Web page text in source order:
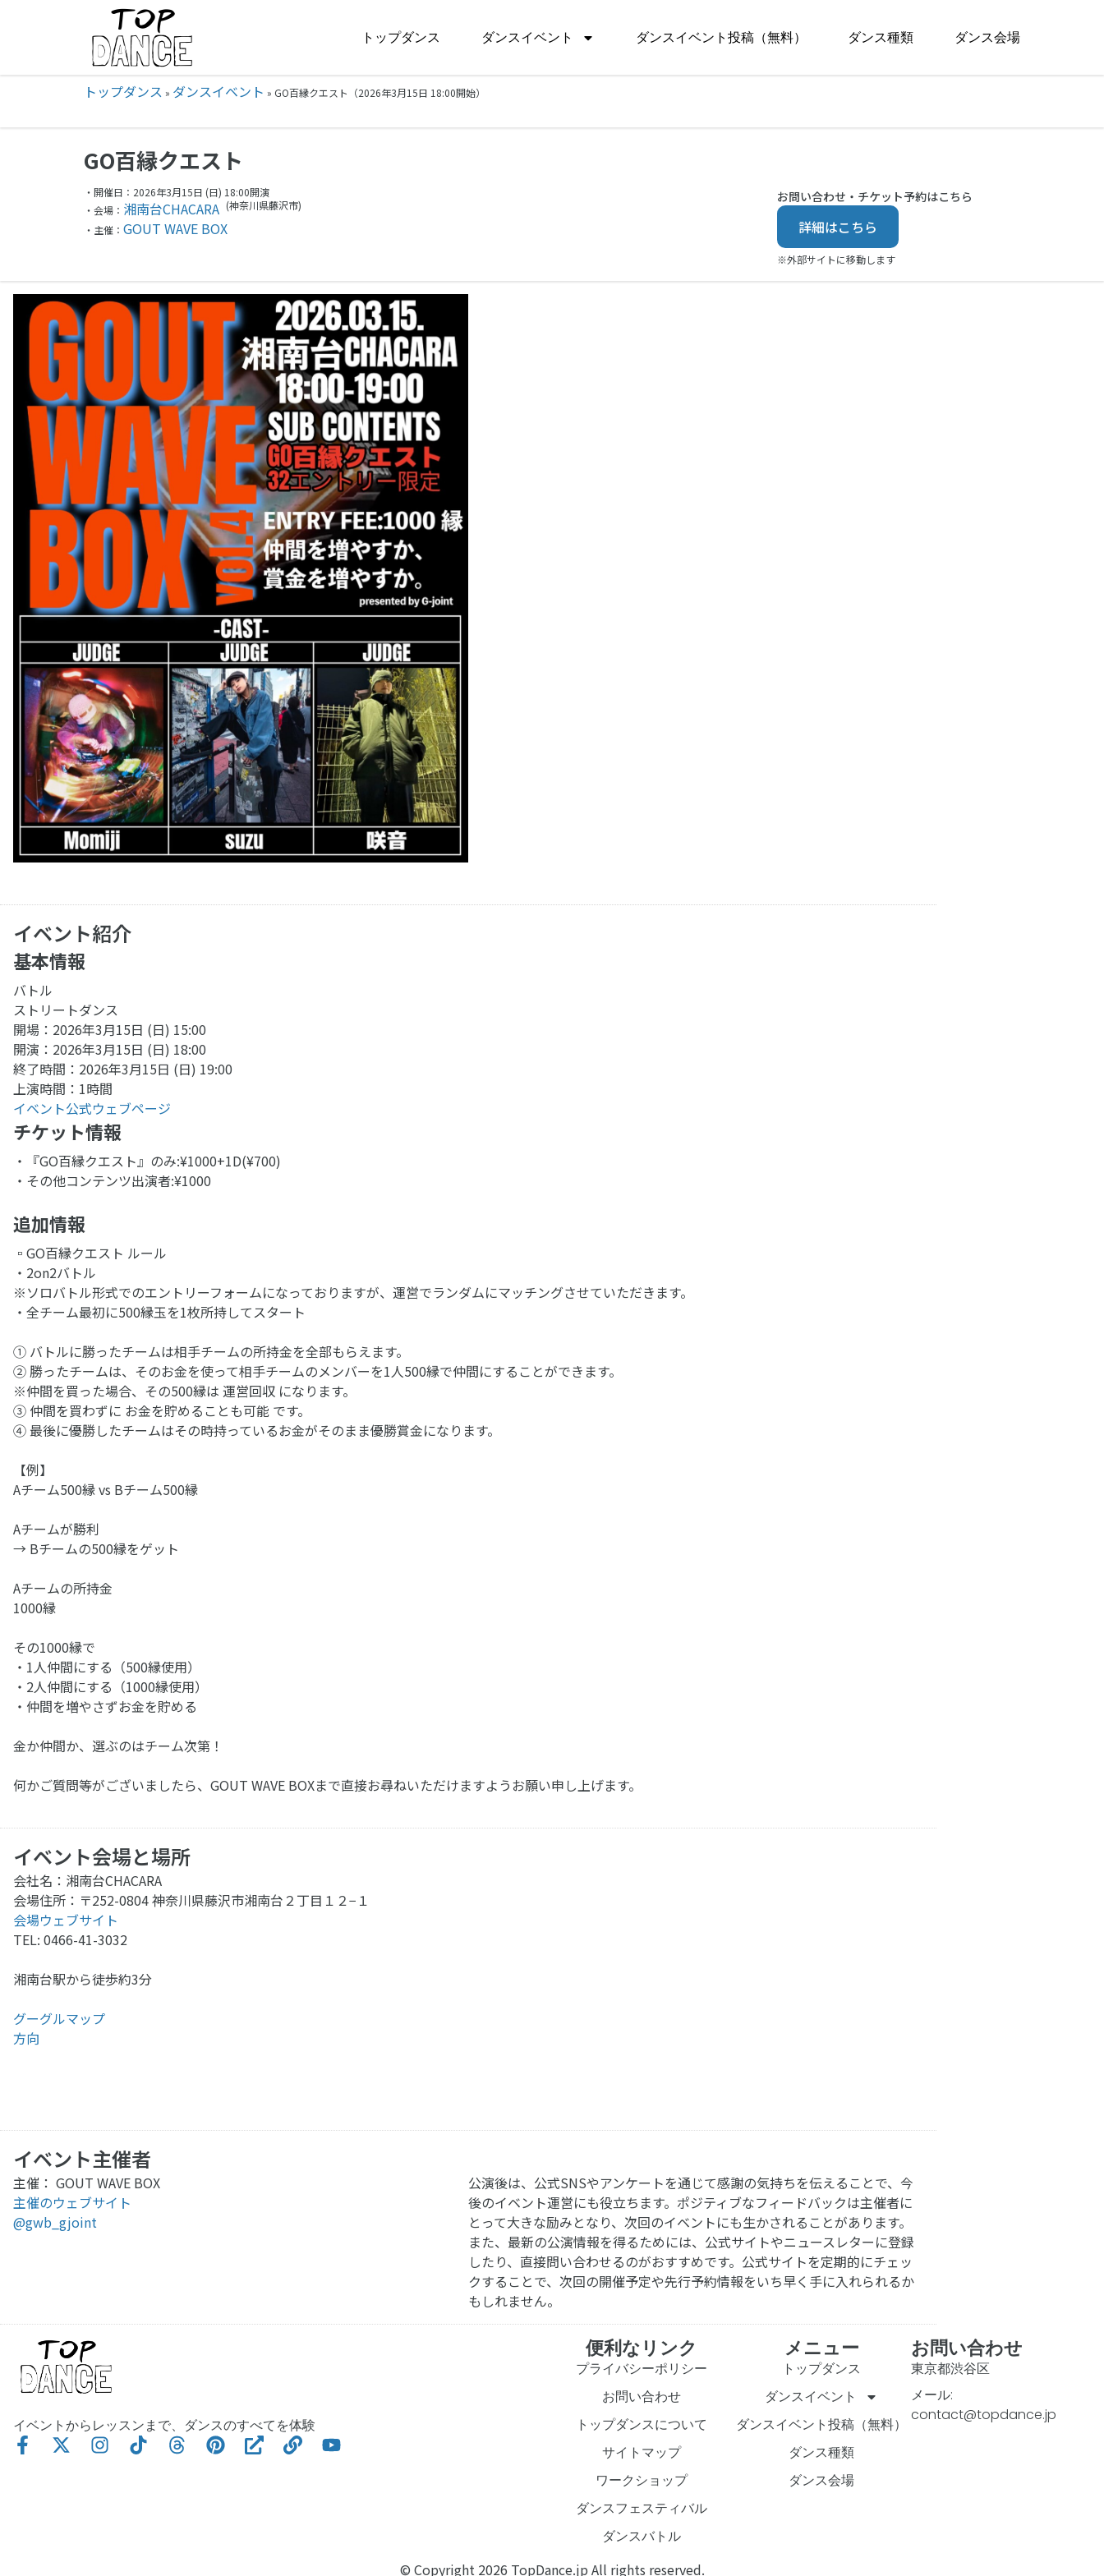
トップダンス ダンスイベント ダンスイベント投稿（無料） ダンス種類 ダンス会場
トップダンス » ダンスイベント » GO百縁クエスト（2026年3月15日 18:00開始）
GO百縁クエスト
・開催日：2026年3月15日 (日) 18:00開演
・会場： 湘南台CHACARA (神奈川県藤沢市)
・主催： GOUT WAVE BOX
お問い合わせ・チケット予約はこちら
詳細はこちら
※外部サイトに移動します
イベント紹介
基本情報
バトル
ストリートダンス
開場：2026年3月15日 (日) 15:00
開演：2026年3月15日 (日) 18:00
終了時間：2026年3月15日 (日) 19:00
上演時間：1時間
イベント公式ウェブページ
チケット情報
・『GO百縁クエスト』のみ:¥1000+1D(¥700)
・その他コンテンツ出演者:¥1000
追加情報
▫︎GO百縁クエスト ルール
・2on2バトル
※ソロバトル形式でのエントリーフォームになっておりますが、運営でランダムにマッチングさせていただきます。
・全チーム最初に500縁玉を1枚所持してスタート
① バトルに勝ったチームは相手チームの所持金を全部もらえます。
② 勝ったチームは、そのお金を使って相手チームのメンバーを1人500縁で仲間にすることができます。
※仲間を買った場合、その500縁は 運営回収 になります。
③ 仲間を買わずに お金を貯めることも可能 です。
④ 最後に優勝したチームはその時持っているお金がそのまま優勝賞金になります。
【例】
Aチーム500縁 vs Bチーム500縁
Aチームが勝利
→ Bチームの500縁をゲット
Aチームの所持金
1000縁
その1000縁で
・1人仲間にする（500縁使用）
・2人仲間にする（1000縁使用）
・仲間を増やさずお金を貯める
金か仲間か、選ぶのはチーム次第！
何かご質問等がございましたら、GOUT WAVE BOXまで直接お尋ねいただけますようお願い申し上げます。
イベント会場と場所
会社名：湘南台CHACARA
会場住所：〒252-0804 神奈川県藤沢市湘南台２丁目１２−１
会場ウェブサイト
TEL: 0466-41-3032
湘南台駅から徒歩約3分
グーグルマップ
方向
イベント主催者
主催： GOUT WAVE BOX
主催のウェブサイト
@gwb_gjoint
公演後は、公式SNSやアンケートを通じて感謝の気持ちを伝えることで、今
後のイベント運営にも役立ちます。ポジティブなフィードバックは主催者に
とって大きな励みとなり、次回のイベントにも生かされることがあります。
また、最新の公演情報を得るためには、公式サイトやニュースレターに登録
したり、直接問い合わせるのがおすすめです。公式サイトを定期的にチェッ
クすることで、次回の開催予定や先行予約情報をいち早く手に入れられるか
もしれません。
イベントからレッスンまで、ダンスのすべてを体験
便利なリンク
プライバシーポリシー
お問い合わせ
トップダンスについて
サイトマップ
ワークショップ
ダンスフェスティバル
ダンスバトル
メニュー
トップダンス
ダンスイベント
ダンスイベント投稿（無料）
ダンス種類
ダンス会場
お問い合わせ
東京都渋谷区
メール:
contact@topdance.jp
© Copyright 2026 TopDance.jp All rights reserved.